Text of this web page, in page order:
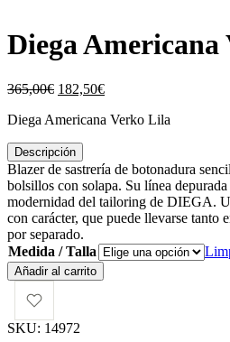
Diega
365,00€ El
original
365,00€.
182,50€El
actual
Diega Americana Verko Lila
Descripción
Blazer de sastrería de botonadura
bolsillos con solapa. Su línea
modernidad del tailoring de DIEGA.
con carácter, que puede llevarse tanto
por separado.
Medida / Talla
Diega
Americana
Verko
Lila
cantidad
Añadir al carrito
SKU: 14972